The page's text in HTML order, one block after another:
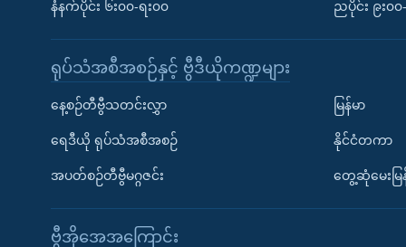
နံနက်ပိုင်း ၆း၀၀-ရး၀၀ ညပိုင်း ၉း၀၀
ရုပ်သံအစီအစဉ်နှင့် ဗွီဒီယိုကဏ္ဍများ
နေ့စဉ်တီဗွီသတင်းလွှာ
ရေဒီယို ရုပ်သံအစီအစဉ်
အပတ်စဉ်တီဗွီမဂ္ဂဇင်း
မြန်မာ
နိုင်ငံတကာ
တွေ့ဆုံမေးမြန်
ဗွီအိုအေအကြောင်း